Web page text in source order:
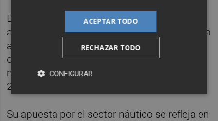
En su afán por convertirse en un centro de
actividades lúdicas y deportivas, la Marina ha
acogido en este tiempo diversas citas
deportivas como el triatlón, la media
maratón o la 15K, que han reunido en total a
200.000 personas.
Su apuesta por el sector náutico se refleja en
ACEPTAR TODO
RECHAZAR TODO
CONFIGURAR